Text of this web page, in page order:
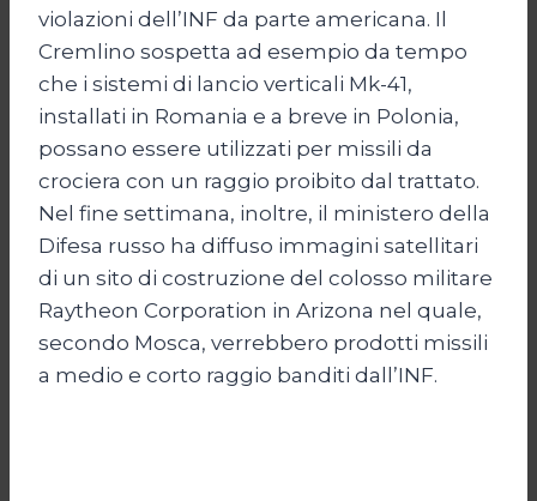
violazioni dell’INF da parte americana. Il
Cremlino sospetta ad esempio da tempo
che i sistemi di lancio verticali Mk-41,
installati in Romania e a breve in Polonia,
possano essere utilizzati per missili da
crociera con un raggio proibito dal trattato.
Nel fine settimana, inoltre, il ministero della
Difesa russo ha diffuso immagini satellitari
di un sito di costruzione del colosso militare
Raytheon Corporation in Arizona nel quale,
secondo Mosca, verrebbero prodotti missili
a medio e corto raggio banditi dall’INF.